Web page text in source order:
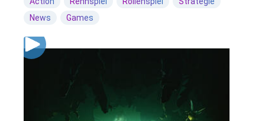
News
Games